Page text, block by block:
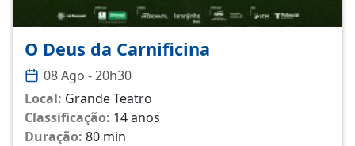
O Deus da Carnificina
08 Ago - 20h30
Local: Grande Teatro
Classificação: 14 anos
Duração: 80 min